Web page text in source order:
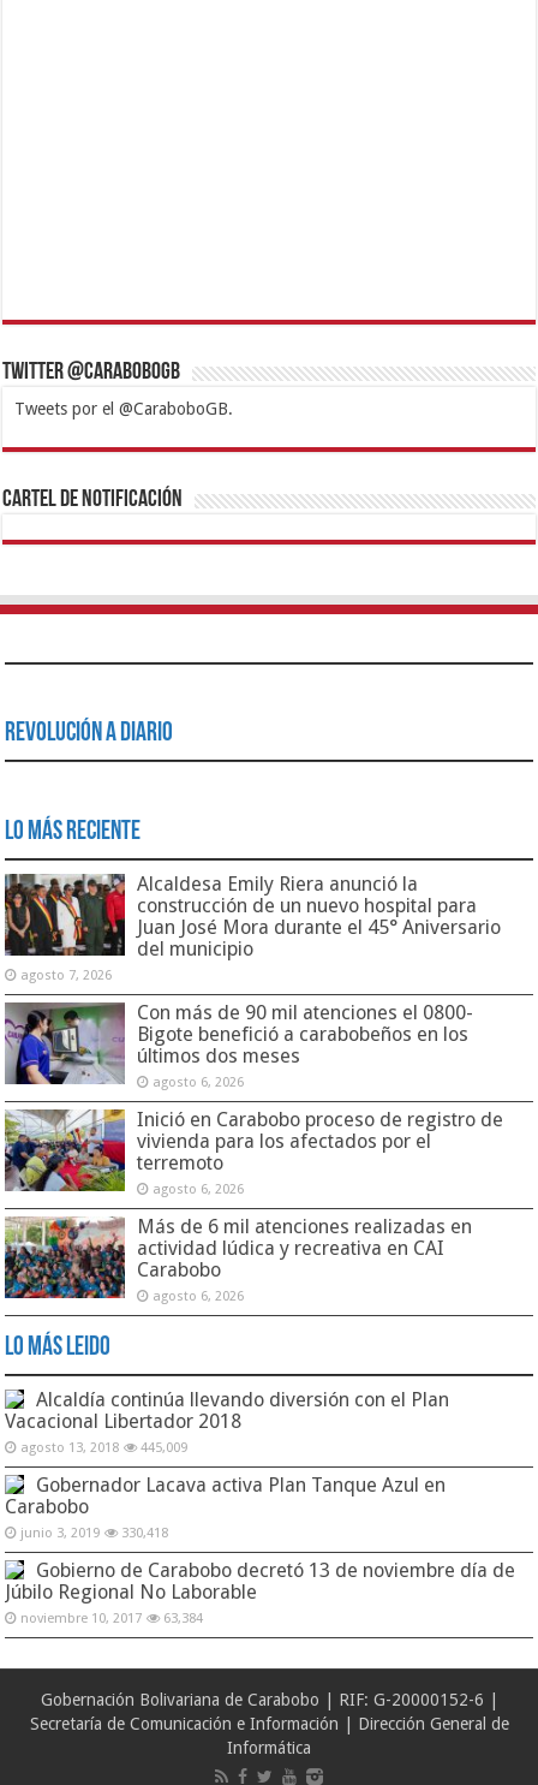
Twitter @CaraboboGB
Tweets por el @CaraboboGB.
1xbetBetturkeyBetistKralbetSupertotobetTipobetMatadorbetMariobet
https://mvbcasino.com/
Cartel de Notificación
Revolución a Diario
Lo Más Reciente
Alcaldesa Emily Riera anunció la
construcción de un nuevo hospital para
Juan José Mora durante el 45° Aniversario
del municipio
agosto 7, 2026
Con más de 90 mil atenciones el 0800-
Bigote benefició a carabobeños en los
últimos dos meses
agosto 6, 2026
Inició en Carabobo proceso de registro de
vivienda para los afectados por el
terremoto
agosto 6, 2026
Más de 6 mil atenciones realizadas en
actividad lúdica y recreativa en CAI
Carabobo
agosto 6, 2026
Lo Más Leido
Alcaldía continúa llevando diversión con el Plan
Vacacional Libertador 2018
agosto 13, 2018 445,009
Gobernador Lacava activa Plan Tanque Azul en
Carabobo
junio 3, 2019 330,418
Gobierno de Carabobo decretó 13 de noviembre día de
Júbilo Regional No Laborable
noviembre 10, 2017 63,384
Gobernación Bolivariana de Carabobo | RIF: G-20000152-6 |
Secretaría de Comunicación e Información | Dirección General de
Informática